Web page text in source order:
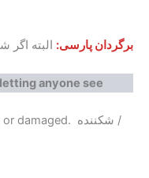
برگردان پارسی: البته
anyone see
(of an object) easily broken or damaged. شکننده /